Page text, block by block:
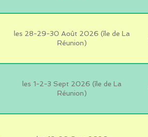
les 28-29-30 Août 2026 (île de La
Réunion)
les 1-2-3 Sept 2026 (île de La
Réunion)